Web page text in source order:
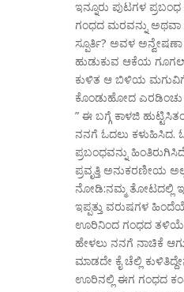
ಇನ್ನೂರು ಪುಟಗಳ
ಗಂಧದ ಮರವನ್ನು ಅಥವಾ
ಸ್ಪೂರ್ತಿ? ಅವಳ
ಹುಡುಕುವ ಆಕೆಯ
ಕುಳಿತ ಆ ಬಿಳಿಯ
ಕೊಂಡುಹೋದ
” ಈ ಬಗ್ಗೆ ಕಾಳಜಿ
ನನಗೆ ಓದಲು ಕಳುಹಿಸಿದ.
ಪ್ರಬಂಧವನ್ನು
ಪ್ರವೃತ್ತಿ ಅನುಕರಣೀಯ
ನೋಡಿ:ನಮ್ಮ ತೋಟದಲ್ಲಿ
ಇಪ್ಪತ್ತು ವರುಷಗಳ
ಊರಿನಿಂದ ಗಂಧದ
ಹೇಳಲು ನನಗೆ ನಾಚಿಕೆ
ಮಾಡದೇ ಕೈ ಚೆಲ್ಲಿ
ಊರಿನಲ್ಲಿ ಈಗ ಗಂಧದ